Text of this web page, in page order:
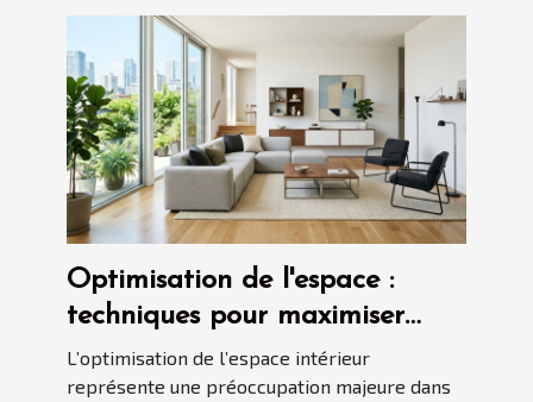
Optimisation de l'espace :
techniques pour maximiser
l'aménagement intérieur
L’optimisation de l’espace intérieur
représente une préoccupation majeure dans